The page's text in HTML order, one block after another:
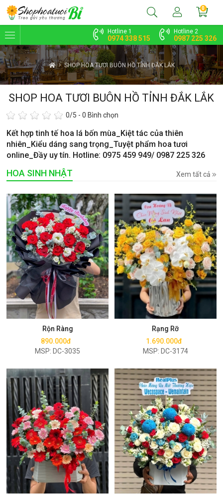
Hotline 1
0974 338 515
Hotline 2
0987 225 326
0
SHOP HOA TƯƠI BUÔN HỒ TỈNH ĐẮK LẮK
SHOP HOA TƯƠI BUÔN HỒ TỈNH ĐẮK LẮK
0/5 -0 Bình chọn
Kết hợp tinh tế hoa lá bốn mùa_Kiệt tác của thiên
nhiên_Kiểu dáng sang trọng_Tuyệt phẩm hoa tươi
online_Đầy uy tín. Hotline: 0975 459 949/ 0987 225 326
HOA SINH NHẬT Xem tất cả
Rộn Ràng
890.000đ
MSP: DC-3035
Mua ngay
Rạng Rỡ
1.690.000đ
MSP: DC-3174
Mua ngay
Mua ngay Mua ngay